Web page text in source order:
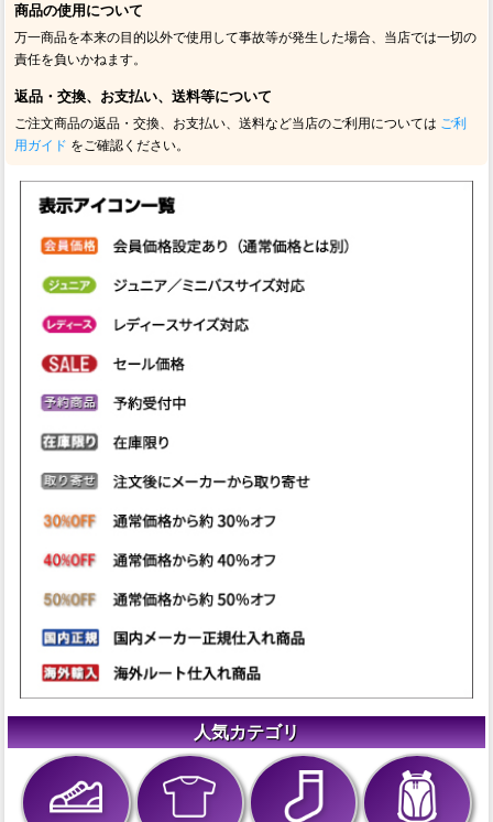
商品の使用について
万一商品を本来の目的以外で使用して事故等が発生した場合、当店では一切の
責任を負いかねます。
返品・交換、お支払い、送料等について
ご注文商品の返品・交換、お支払い、送料など当店のご利用については ご利
用ガイド をご確認ください。
人気カテゴリ